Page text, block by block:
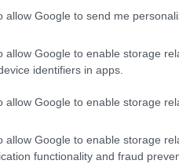
allow Google to send me
allow Google to enable storage
identifiers in apps.
allow Google to enable storage
allow Google to enable storage
functionality and fraud
εκτοξευτές STRELA
αυτοκινούμενα
οβιδοβόλα
πυρόβόλα Μ109
Εκτοξευτές
Πυραύλων 70